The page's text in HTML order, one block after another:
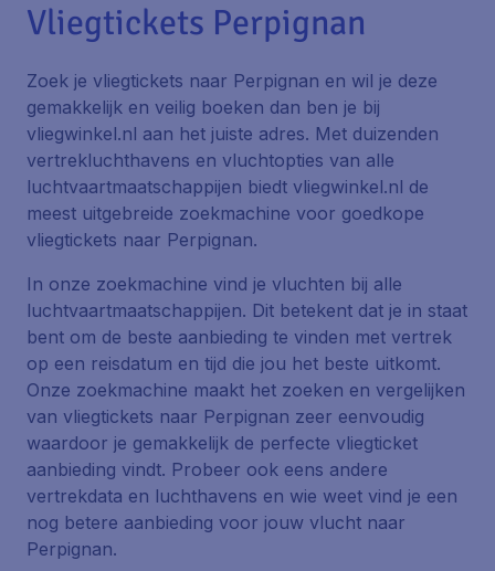
Vliegtickets Perpignan
Zoek je vliegtickets naar Perpignan en wil je deze
gemakkelijk en veilig boeken dan ben je bij
vliegwinkel.nl aan het juiste adres. Met duizenden
vertrekluchthavens en vluchtopties van alle
luchtvaartmaatschappijen biedt vliegwinkel.nl de
meest uitgebreide zoekmachine voor goedkope
vliegtickets naar Perpignan.
In onze zoekmachine vind je vluchten bij alle
luchtvaartmaatschappijen. Dit betekent dat je in staat
bent om de beste aanbieding te vinden met vertrek
op een reisdatum en tijd die jou het beste uitkomt.
Onze zoekmachine maakt het zoeken en vergelijken
van vliegtickets naar Perpignan zeer eenvoudig
waardoor je gemakkelijk de perfecte vliegticket
aanbieding vindt. Probeer ook eens andere
vertrekdata en luchthavens en wie weet vind je een
nog betere aanbieding voor jouw vlucht naar
Perpignan.